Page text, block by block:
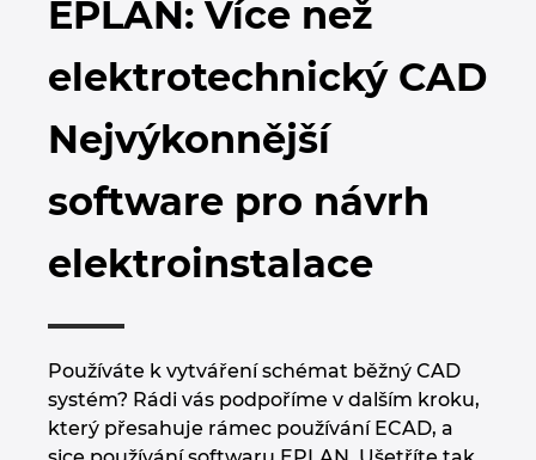
EPLAN: Více než
elektrotechnický CAD
Nejvýkonnější
software pro návrh
elektroinstalace
Používáte k vytváření schémat běžný CAD
systém? Rádi vás podpoříme v dalším kroku,
který přesahuje rámec používání ECAD, a
EPLAN Education pro školy
EPLAN Education pro studenty
EPLAN aplikace pro spolupráci
Kontakty
Bulharsko
Česká republika
Čína
Dánsko
Filipíny
Francie
Chile